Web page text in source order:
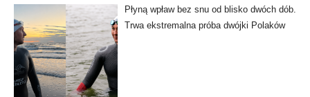
Płyną wpław bez snu od blisko dwóch dób.
Trwa ekstremalna próba dwójki Polaków